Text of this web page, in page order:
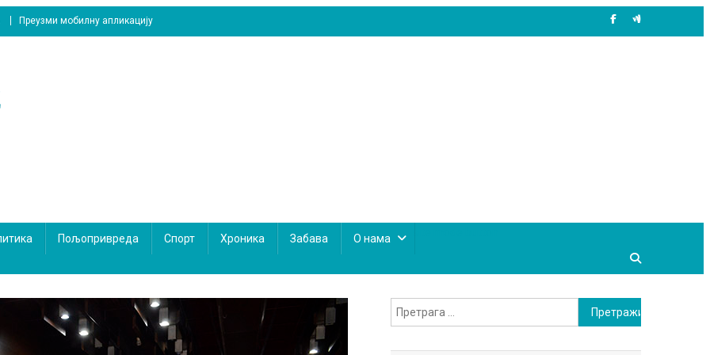
Преузми мобилну апликацију
Пољопривреда Спорт Хроника Забава О нама
Претрага
за: